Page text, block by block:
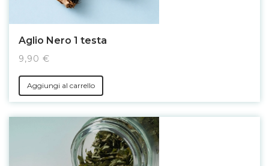
Aglio Nero 1 testa
9,90 €
Aggiungi al carrello